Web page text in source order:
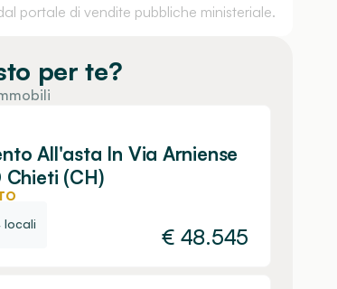
portale di vendite pubbliche ministeriale.
per te?
All'asta In Via Arniense
(CH)
locali
€ 48.545